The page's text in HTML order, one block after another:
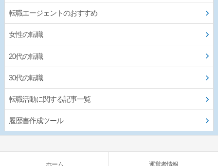
転職エージェントのおすすめ
女性の転職
20代の転職
30代の転職
転職活動に関する記事一覧
履歴書作成ツール
ホーム 運営者情報